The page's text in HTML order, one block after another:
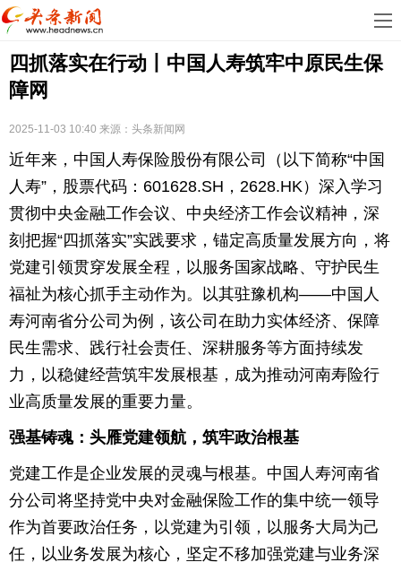
首
乐
科
产
车
教
育
健
活
时
育
育
儿
旅
戏
快
四抓落实在行动丨中国人寿筑牢中原民生保
障网
2025-11-03 10:40 来源： 头条新闻网
近年来，中国人寿保险股份有限公司（以下简称“中国
人寿”，股票代码：601628.SH，2628.HK）深入学习
贯彻中央金融工作会议、中央经济工作会议精神，深
刻把握“四抓落实”实践要求，锚定高质量发展方向，将
党建引领贯穿发展全程，以服务国家战略、守护民生
福祉为核心抓手主动作为。以其驻豫机构——中国人
寿河南省分公司为例，该公司在助力实体经济、保障
民生需求、践行社会责任、深耕服务等方面持续发
力，以稳健经营筑牢发展根基，成为推动河南寿险行
业高质量发展的重要力量。
强基铸魂：头雁党建领航，筑牢政治根基
党建工作是企业发展的灵魂与根基。中国人寿河南省
分公司将坚持党中央对金融保险工作的集中统一领导
作为首要政治任务，以党建为引领，以服务大局为己
任，以业务发展为核心，坚定不移加强党建与业务深